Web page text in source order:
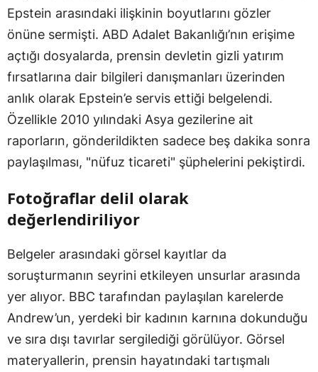
Epstein arasındaki ilişkinin boyutlarını gözler
önüne sermişti. ABD Adalet Bakanlığı’nın erişime
açtığı dosyalarda, prensin devletin gizli yatırım
fırsatlarına dair bilgileri danışmanları üzerinden
anlık olarak Epstein’e servis ettiği belgelendi.
Özellikle 2010 yılındaki Asya gezilerine ait
raporların, gönderildikten sadece beş dakika sonra
paylaşılması, "nüfuz ticareti" şüphelerini pekiştirdi.
Fotoğraflar delil olarak
değerlendiriliyor
Belgeler arasındaki görsel kayıtlar da
soruşturmanın seyrini etkileyen unsurlar arasında
yer alıyor. BBC tarafından paylaşılan karelerde
Andrew’un, yerdeki bir kadının karnına dokunduğu
ve sıra dışı tavırlar sergilediği görülüyor. Görsel
materyallerin, prensin hayatındaki tartışmalı